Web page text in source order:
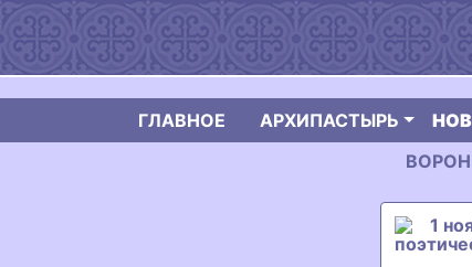
ГЛАВНОЕ АРХИПАСТЫРЬ
1